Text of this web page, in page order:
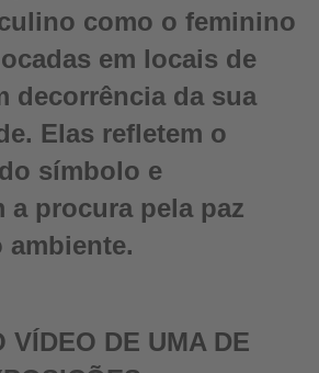
como o feminino
em locais de
decorrência da sua
Elas refletem o
símbolo e
a procura pela paz
ambiente.
VÍDEO DE UMA DE